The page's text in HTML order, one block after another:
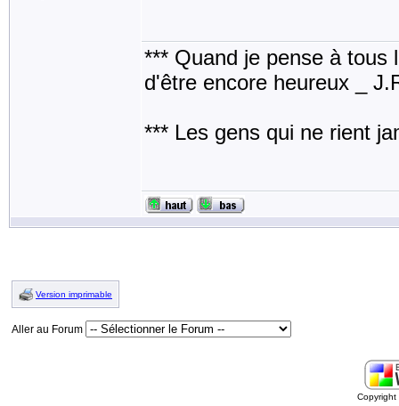
*** Quand je pense à tous
d'être encore heureux _
*** Les gens qui ne rient
Version imprimable
Aller au Forum